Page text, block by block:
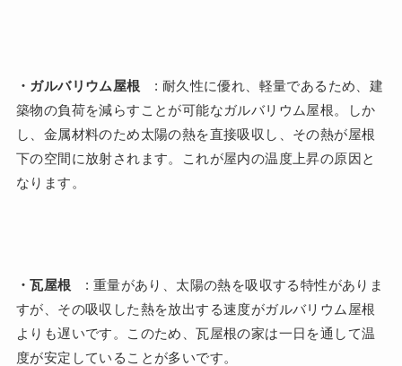
・ガルバリウム屋根 : 耐久性に優れ、軽量であるため、建
築物の負荷を減らすことが可能なガルバリウム屋根。しか
し、金属材料のため太陽の熱を直接吸収し、その熱が屋根
下の空間に放射されます。これが屋内の温度上昇の原因と
なります。
・瓦屋根 : 重量があり、太陽の熱を吸収する特性がありま
すが、その吸収した熱を放出する速度がガルバリウム屋根
よりも遅いです。このため、瓦屋根の家は一日を通して温
度が安定していることが多いです。